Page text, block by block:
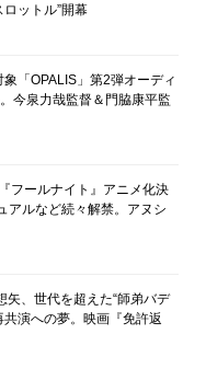
ットル”開幕
「OPALIS」第2弾オーディ
今泉力哉監督＆門脇康平監
フールナイト』アニメ化決
アルなど続々解禁。アヌシ
矢、世代を超えた“師弟バデ
共演への夢。映画『免許返